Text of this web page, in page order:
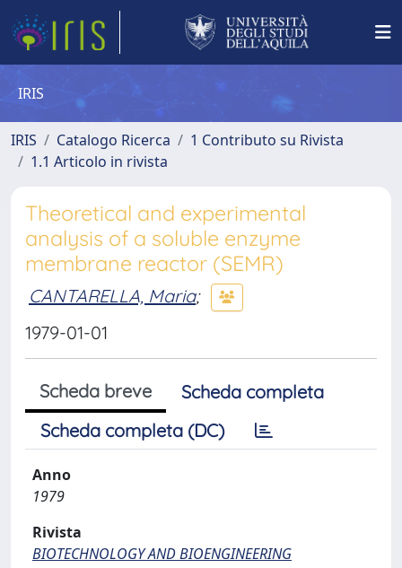
IRIS
IRIS Catalogo Ricerca
1 Contributo su Rivista
1.1 Articolo in rivista
Theoretical and experimental
analysis of a soluble enzyme
membrane reactor (SEMR)
CANTARELLA, Maria;
1979-01-01
Scheda breve
Scheda completa
Scheda completa (DC)
Anno
1979
Rivista
BIOTECHNOLOGY AND BIOENGINEERING